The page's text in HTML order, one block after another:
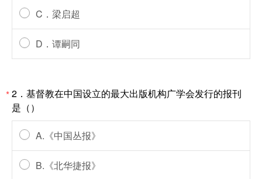
C．梁启超
D．谭嗣同
*2．基督教在中国设立的最大出版机构广学会发行的报刊
是（）
A.《中国丛报》
B.《北华捷报》